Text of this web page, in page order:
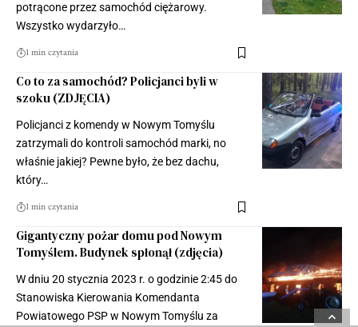
potrącone przez samochód ciężarowy.
Wszystko wydarzyło…
1 min czytania
Co to za samochód? Policjanci byli w
szoku (ZDJĘCIA)
Policjanci z komendy w Nowym Tomyślu
zatrzymali do kontroli samochód marki, no
właśnie jakiej? Pewne było, że bez dachu,
który…
1 min czytania
Gigantyczny pożar domu pod Nowym
Tomyślem. Budynek spłonął (zdjęcia)
W dniu 20 stycznia 2023 r. o godzinie 2:45 do
Stanowiska Kierowania Komendanta
Powiatowego PSP w Nowym Tomyślu za